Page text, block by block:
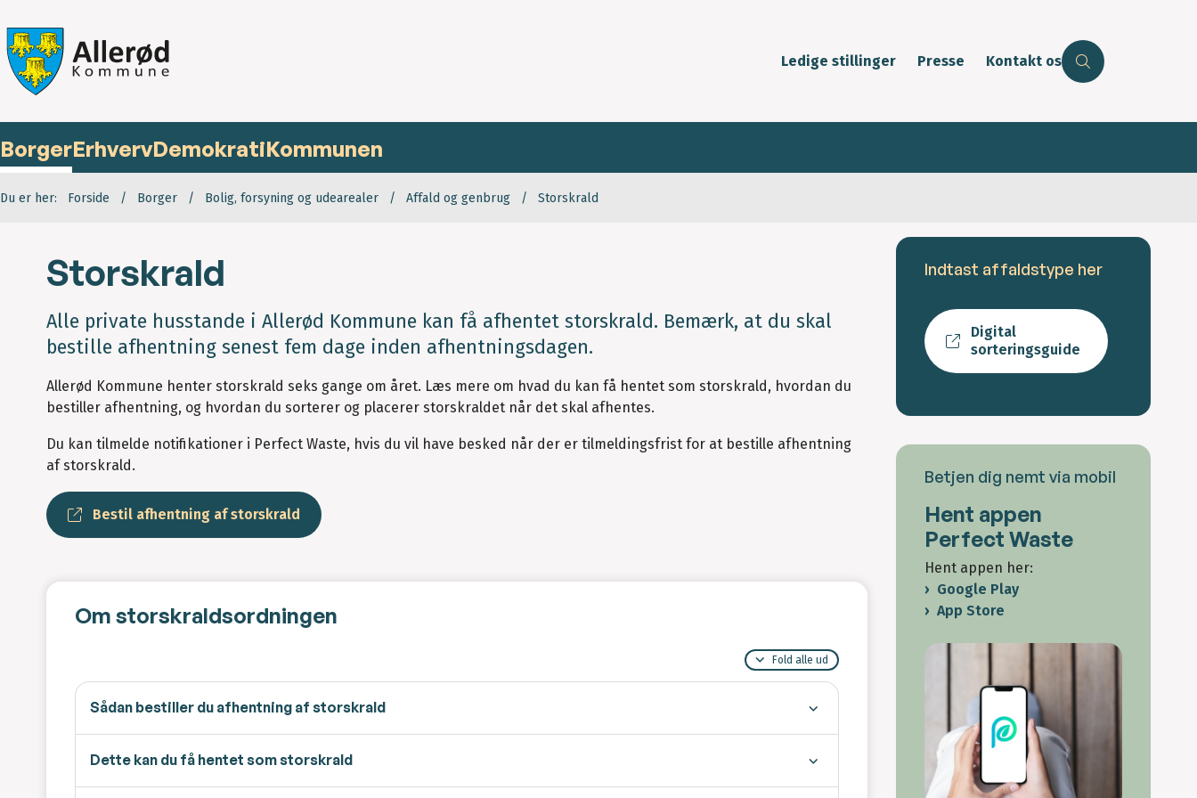
Ledige stillinger Presse Kontakt os
BorgerErhvervDemokratiKommunen
Du er her: Forside Borger Bolig, forsyning og udearealer Affald og genbrug Storskrald
Storskrald
Alle private husstande i Allerød Kommune kan få afhentet storskrald. Bemærk, at du skal
bestille afhentning senest fem dage inden afhentningsdagen.
Allerød Kommune henter storskrald seks gange om året. Læs mere om hvad du kan få hentet som storskrald, hvordan du
bestiller afhentning, og hvordan du sorterer og placerer storskraldet når det skal afhentes.
Du kan tilmelde notifikationer i Perfect Waste, hvis du vil have besked når der er tilmeldingsfrist for at bestille afhentning
af storskrald.
Bestil afhentning af storskrald
Om storskraldsordningen
Fold alle ud
Sådan bestiller du afhentning af storskrald
Dette kan du få hentet som storskrald
Indtast affaldstype her
Digital
sorteringsguide
Betjen dig nemt via mobil
Hent appen
Perfect Waste
Hent appen her:
Google Play
App Store